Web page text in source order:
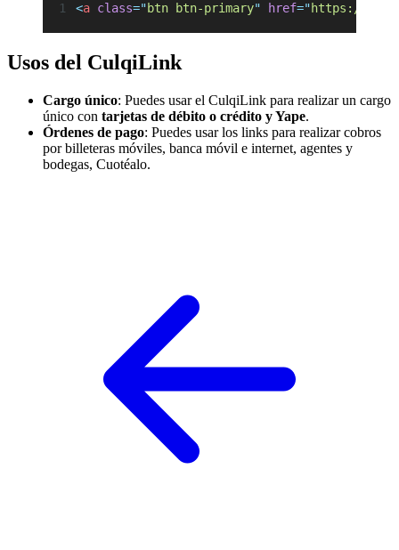
<a class="btn btn-primary" href="https://
Usos del CulqiLink
Cargo único: Puedes usar el CulqiLink para realizar un cargo
único con tarjetas de débito o crédito y Yape.
Órdenes de pago: Puedes usar los links para realizar cobros
por billeteras móviles, banca móvil e internet, agentes y
bodegas, Cuotéalo.